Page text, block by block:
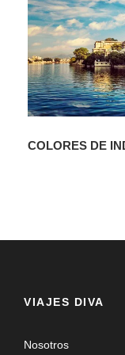
atravesando el
a Punakha (a 800
continuación el
considerado con
APROX. 5
EUROPA/
Traslado al
COLORES DE
VIAJES DIVA
Nosotros